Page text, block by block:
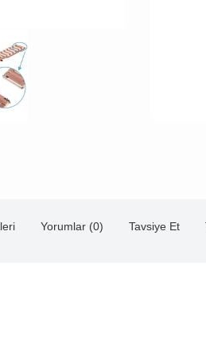
Yorumlar (0) Tavsiye Et